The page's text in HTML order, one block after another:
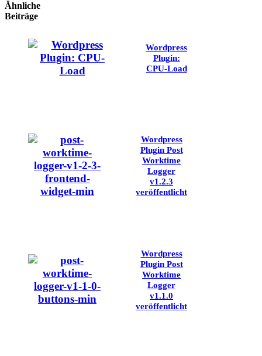
Ähnliche
Beiträge
Wordpress
Plugin:
CPU-Load
Wordpress
Plugin Post
Worktime
Logger
v1.2.3
veröffentlicht
Wordpress
Plugin Post
Worktime
Logger
v1.1.0
veröffentlicht